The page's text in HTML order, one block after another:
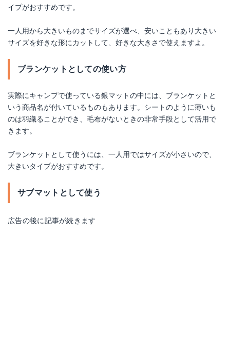
イプがおすすめです。
一人用から大きいものまでサイズが選べ、安いこともあり大きい
サイズを好きな形にカットして、好きな大きさで使えますよ。
ブランケットとしての使い方
実際にキャンプで使っている銀マットの中には、ブランケットと
いう商品名が付いているものもあります。シートのように薄いも
のは羽織ることができ、毛布がないときの非常手段として活用で
きます。
ブランケットとして使うには、一人用ではサイズが小さいので、
大きいタイプがおすすめです。
サブマットとして使う
広告の後に記事が続きます